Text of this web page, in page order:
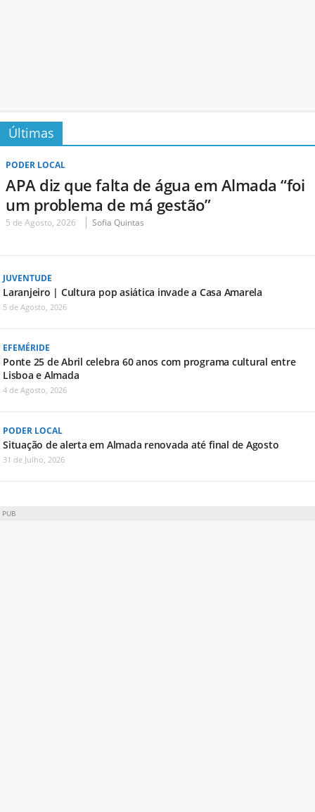
Últimas
PODER LOCAL
APA diz que falta de água em Almada “foi
um problema de má gestão”
5 de Agosto, 2026 Sofia Quintas
JUVENTUDE
Laranjeiro | Cultura pop asiática invade a Casa Amarela
5 de Agosto, 2026
EFEMÉRIDE
Ponte 25 de Abril celebra 60 anos com programa cultural entre
Lisboa e Almada
4 de Agosto, 2026
PODER LOCAL
Situação de alerta em Almada renovada até final de Agosto
31 de Julho, 2026
PUB